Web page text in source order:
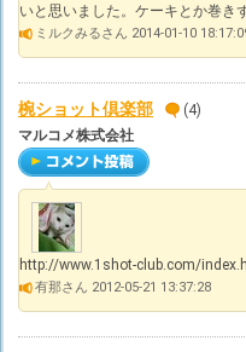
いと思いました。ケーキとか巻き
ミルクみるさん 2014-01-10
椀ショット倶楽部
(4)
マルコメ株式会社
http://www.1shot-club.com/
有那さん 2012-05-21 13:37:28